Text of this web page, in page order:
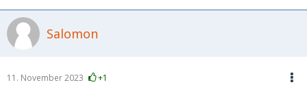
Salomon
11. November 2023 +1